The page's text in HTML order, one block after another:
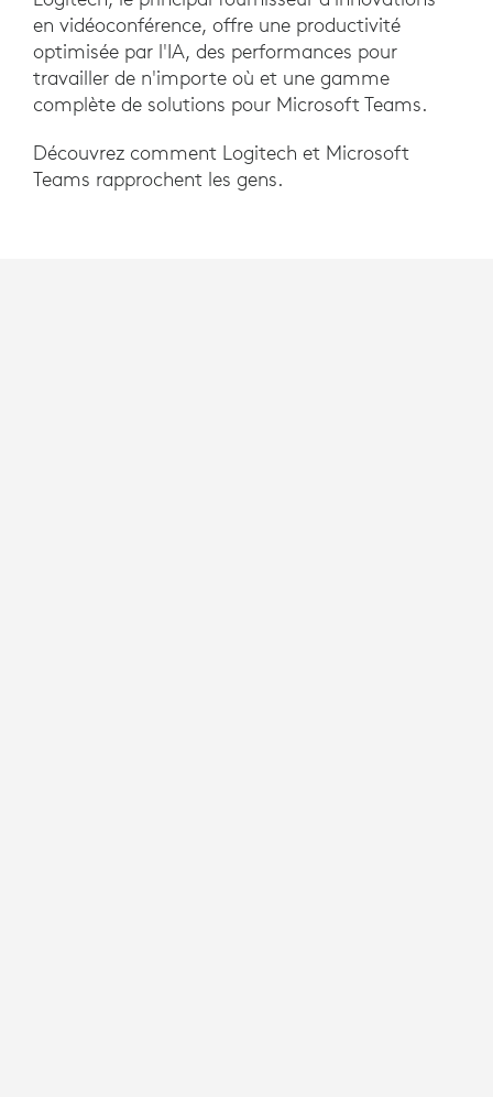
en vidéoconférence, offre une productivité
optimisée par l'IA, des performances pour
travailler de n'importe où et une gamme
complète de solutions pour Microsoft Teams.
Découvrez comment Logitech et Microsoft
Teams rapprochent les gens.